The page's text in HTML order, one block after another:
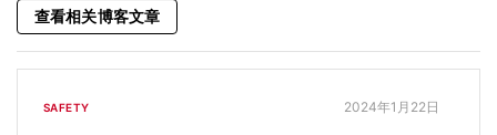
查看相关博客文章
SAFETY 2024年1月22日